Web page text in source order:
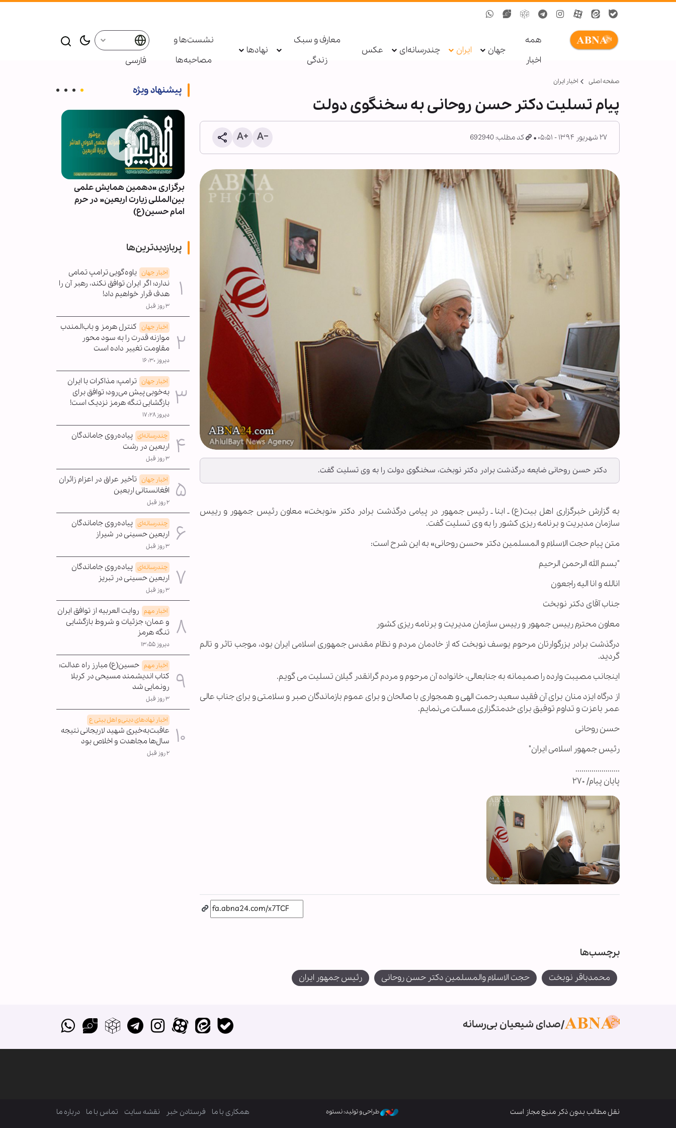
همه
اخبار
جهان ایران چندرسانه‌ای عکس
معارف و سبک
زندگی
نهادها
نشست‌ها و
مصاحبه‌ها
فارسی
صفحه اصلی اخبار ایران
پیام تسلیت دکتر حسن روحانی به سخنگوی دولت
۲۷ شهریور ۱۳۹۴ - ۰۵:۵۱ کد مطلب: 692940
دکتر حسن روحانی ضایعه درگذشت برادر دکتر نوبخت، سخنگوی دولت را به وی تسلیت گفت.
به گزارش خبرگزاری اهل بیت(ع) ـ ابنا ـ رئیس جمهور در پیامی درگذشت برادر دکتر «نوبخت» معاون رئیس جمهور و رییس
سازمان مدیریت و برنامه ریزی كشور را به وی تسلیت گفت.
متن پیام حجت الاسلام و المسلمین دکتر «حسن روحانی» به این شرح است:
"بسم الله الرحمن الرحیم
انالله و انا الیه راجعون
جناب آقای دكتر نوبخت
معاون محترم رییس جمهور و رییس سازمان مدیریت و برنامه ریزی كشور
درگذشت برادر بزرگوارتان مرحوم یوسف نوبخت كه از خادمان مردم و نظام مقدس جمهوری اسلامی ایران بود، موجب تاثر و تالم
گردید.
اینجانب مصیبت وارده را صمیمانه به جنابعالی، خانواده آن مرحوم و مردم گرانقدر گیلان تسلیت می گویم.
از درگاه ایزد منان برای آن فقید سعید رحمت الهی و همجواری با صالحان و برای عموم بازماندگان صبر و سلامتی و برای جناب عالی
عمر باعزت و تداوم توفیق برای خدمتگزاری مسالت می‌نمایم.
حسن روحانی
رئیس جمهور اسلامی ایران"
......................
پایان پیام/ ۲۷۰
برچسب‌ها
محمدباقر نوبخت حجت الاسلام والمسلمین دکتر حسن روحانی رئیس جمهور ایران
پیشنهاد ویژه
رسانه‌های عبری: نرخ مهاجرت از
رژیم صهیونیستی، ۵۰ درصد
برگزاری «دهمین همایش علمی
بین‌المللی زیارت اربعین» در حرم
امام حسین(ع)
پربازدیدترین‌ها
اخبار جهان یاوه‌گویی ترامپ تمامی
ندارد؛ اگر ایران توافق نکند، رهبر آن را
هدف قرار خواهیم داد!
۳ روز قبل
اخبار جهان کنترل هرمز و باب‌المندب
موازنه قدرت را به سود محور
مقاومت تغییر داده است
دیروز ۱۶:۳۰
اخبار جهان ترامپ: مذاکرات با ایران
به‌خوبی پیش می‌رود؛ توافق برای
بازگشایی تنگه هرمز نزدیک است!
دیروز ۱۷:۲۸
چندرسانه‌ای پیاده‌روی جاماندگان
اربعین در رشت
۳ روز قبل
اخبار جهان تأخیر عراق در اعزام زائران
افغانستانی اربعین
۲ روز قبل
چندرسانه‌ای پیاده‌روی جاماندگان
اربعین حسینی در شیراز
۳ روز قبل
چندرسانه‌ای پیاده‌روی جاماندگان
اربعین حسینی در تبریز
۳ روز قبل
اخبار مهم روایت العربیه از توافق ایران
و عمان؛ جزئیات و شروط بازگشایی
تنگه هرمز
دیروز ۱۳:۵۵
اخبار مهم حسین(ع) مبارز راه عدالت؛
کتاب اندیشمند مسیحی در کربلا
رونمایی شد
۳ روز قبل
اخبار نهادهای دینی و اهل بیتی ع
عاقبت‌به‌خیری شهید لاریجانی نتیجه
سال‌ها مجاهدت و اخلاص بود
۲ روز قبل
صدای شیعیان بی‌رسانه
نقل مطالب بدون ذکر منبع مجاز است طراحی و تولید: نستوه همکاری با ما فرستادن خبر نقشه سایت تماس با ما درباره ما